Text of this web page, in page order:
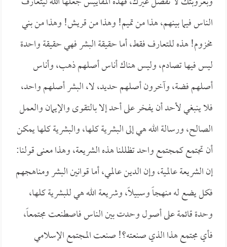
الناس فيما بينهم، هذا من تميم! وهذا من قريش! وهذا من بني
مخزوم! هذه للتعارف فقط، أما حقيقة البشر فهي حقيقة واحدة
ليس فيها تصادم، وليس هناك أناس أصلهم ذهب، وأناس
أصلهم فضة، وآخرون أصلهم حديد، لا، البشر أصلهم واحد،
فلا ينبغي لأحد أن يفخر على أحد إلا بالتقوى والإيمان والعمل
الصالح، ورسالة الله هي إلى البشرية كلها، والبشرية كلها يمكن
أن تجتمع كمجتمع واحد تظللنا هذه الشريعة، وهذا معنى قولنا:
إن الشريعة عالمية، وإن الدين عالمي، أما قوانين البشر ومناهجهم
فكل يضع له منهجاً وسبيلاً، وشريعة الله هي للبشرية كلها،
وحدة قائمة على أصول وحدت بين الناس فاصطنعت مجتمعاً،
فأي مجتمع هذا الذي صنعته؟! صنعت المجتمع الإسلامي